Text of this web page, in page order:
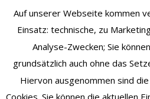
Auf unserer Webseite kommen
Einsatz: technische, zu
Analyse-Zwecken; Sie
grundsätzlich auch ohne das
Hiervon ausgenommen sind